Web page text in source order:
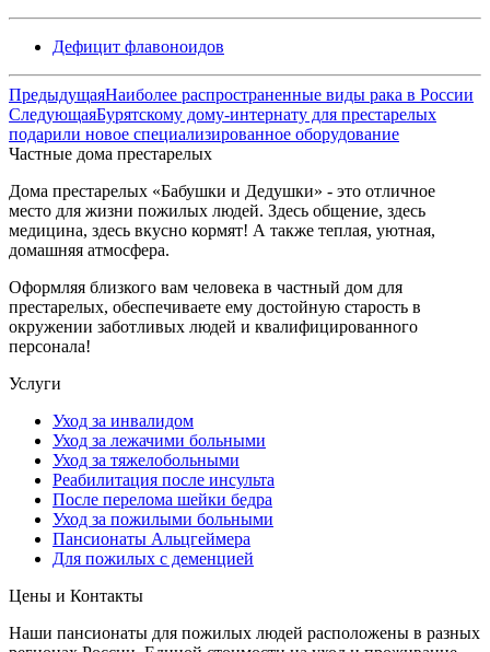
Дефицит флавоноидов
ПредыдущаяНаиболее распространенные виды рака в России
СледующаяБурятскому дому-интернату для престарелых
подарили новое специализированное оборудование
Частные дома престарелых
Дома престарелых «Бабушки и Дедушки» - это отличное
место для жизни пожилых людей. Здесь общение, здесь
медицина, здесь вкусно кормят! А также теплая, уютная,
домашняя атмосфера.
Оформляя близкого вам человека в частный дом для
престарелых, обеспечиваете ему достойную старость в
окружении заботливых людей и квалифицированного
персонала!
Услуги
Уход за инвалидом
Уход за лежачими больными
Уход за тяжелобольными
Реабилитация после инсульта
После перелома шейки бедра
Уход за пожилыми больными
Пансионаты Альцгеймера
Для пожилых с деменцией
Цены и Контакты
Наши пансионаты для пожилых людей расположены в разных